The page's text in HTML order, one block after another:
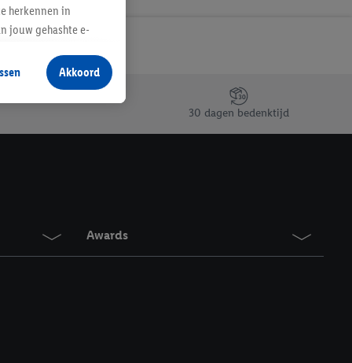
30 dagen bedenktijd
Awards
herkennen in
jouw gehashte e-
producten waarin je
te plaatsen
verschillende
kunnen worden
vergelijkbare
in te
Akkoord